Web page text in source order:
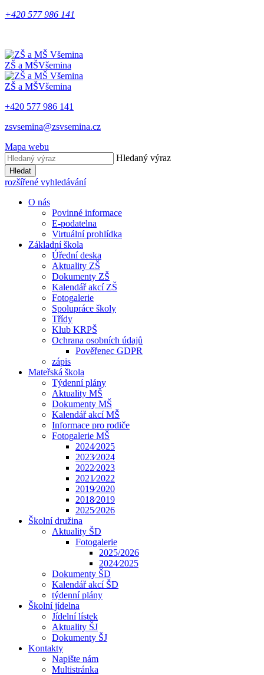
+420 577 986 141
ZŠ a MŠVšemina
ZŠ a MŠVšemina
+420 577 986 141
zsvsemina@zsvsemina.cz
Mapa webu
Hledaný výraz
Hledat
rozšířené vyhledávání
O nás
Povinné informace
E-podatelna
Virtuální prohlídka
Základní škola
Úřední deska
Aktuality ZŠ
Dokumenty ZŠ
Kalendář akcí ZŠ
Fotogalerie
Spolupráce školy
Třídy
Klub KRPŠ
Ochrana osobních údajů
Pověřenec GDPR
zápis
Mateřská škola
Týdenní plány
Aktuality MŠ
Dokumenty MŠ
Kalendář akcí MŠ
Informace pro rodiče
Fotogalerie MŠ
2024⁄2025
2023⁄2024
2022⁄2023
2021⁄2022
2019⁄2020
2018⁄2019
2025⁄2026
Školní družina
Aktuality ŠD
Fotogalerie
2025/2026
2024⁄2025
Dokumenty ŠD
Kalendář akcí ŠD
týdenní plány
Školní jídelna
Jídelní lístek
Aktuality ŠJ
Dokumenty ŠJ
Kontakty
Napište nám
Multistránka